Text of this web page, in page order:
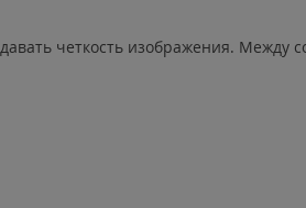
четкость изображения.